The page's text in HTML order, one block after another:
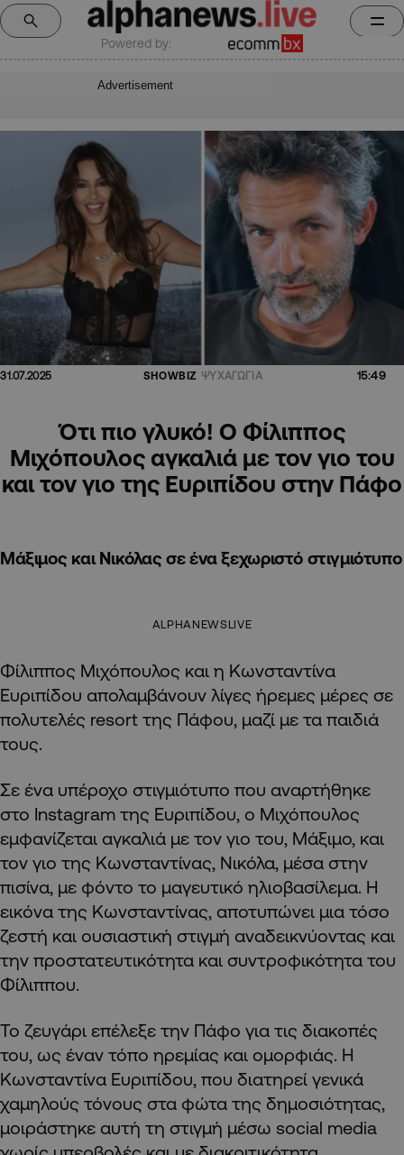
Powered by:
Advertisement
31.07.2025 SHOWBIZ ΨΥΧΑΓΩΓΙΑ 15:49
Ότι πιο γλυκό! Ο Φίλιππος
Μιχόπουλος αγκαλιά με τον γιο του
και τον γιο της Ευριπίδου στην Πάφο
Μάξιμος και Νικόλας σε ένα ξεχωριστό στιγμιότυπο
ALPHANEWSLIVE
Φίλιππος Μιχόπουλος και η Κωνσταντίνα
Ευριπίδου απολαμβάνουν λίγες ήρεμες μέρες σε
πολυτελές resort της Πάφου, μαζί με τα παιδιά
τους.
Σε ένα υπέροχο στιγμιότυπο που αναρτήθηκε
στο Instagram της Ευριπίδου, ο Μιχόπουλος
εμφανίζεται αγκαλιά με τον γιο του, Μάξιμο, και
τον γιο της Κωνσταντίνας, Νικόλα, μέσα στην
πισίνα, με φόντο το μαγευτικό ηλιοβασίλεμα. Η
εικόνα της Κωνσταντίνας, αποτυπώνει μια τόσο
ζεστή και ουσιαστική στιγμή αναδεικνύοντας και
την προστατευτικότητα και συντροφικότητα του
Φίλιππου.
Το ζευγάρι επέλεξε την Πάφο για τις διακοπές
του, ως έναν τόπο ηρεμίας και ομορφιάς. Η
Κωνσταντίνα Ευριπίδου, που διατηρεί γενικά
χαμηλούς τόνους στα φώτα της δημοσιότητας,
μοιράστηκε αυτή τη στιγμή μέσω social media